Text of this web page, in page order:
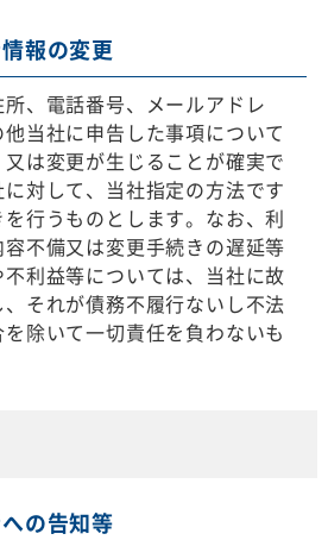
報の変更
、電話番号、メールアドレ
当社に申告した事項について
は変更が生じることが確実で
対して、当社指定の方法です
行うものとします。なお、利
不備又は変更手続きの遅延等
利益等については、当社に故
それが債務不履行ないし不法
除いて一切責任を負わないも
の告知等